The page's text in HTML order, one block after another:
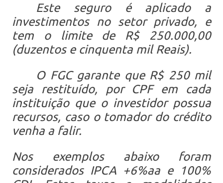
Este seguro é aplicado a
investimentos no setor privado, e
tem o limite de R$ 250.000,00
(duzentos e cinquenta mil Reais).
O FGC garante que R$ 250 mil
seja restituído, por CPF em cada
instituição que o investidor possua
recursos, caso o tomador do crédito
venha a falir.
Nos exemplos abaixo foram
considerados IPCA +6%aa e 100%